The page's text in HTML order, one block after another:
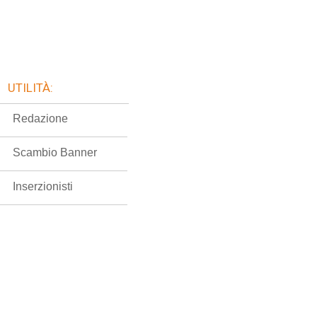
UTILITÀ:
Redazione
Scambio Banner
Inserzionisti